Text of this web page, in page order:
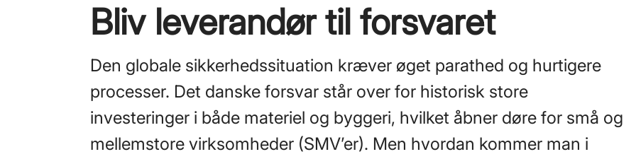
Bliv leverandør til forsvaret
Den globale sikkerhedssituation kræver øget parathed og hurtigere
processer. Det danske forsvar står over for historisk store
investeringer i både materiel og byggeri, hvilket åbner døre for små og
mellemstore virksomheder (SMV’er). Men hvordan kommer man i